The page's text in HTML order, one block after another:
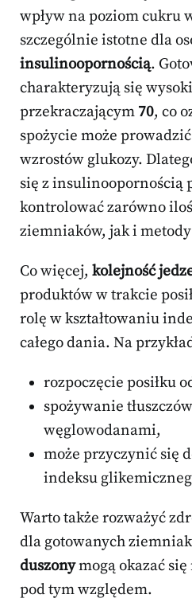
wpływ na poziom cukru
szczególnie istotne dla
insulinoopornością.
charakteryzują się
przekraczającym 70, co
spożycie może
wzrostów glukozy.
się z insulinoopornością
kontrolować zarówno
ziemniaków, jak i
Co więcej, kolejność
produktów w trakcie
rolę w kształtowaniu
całego dania. Na
rozpoczęcie posiłku
spożywanie
węglowodanami,
może przyczynić się
indeksu
Warto także rozważyć
dla gotowanych
duszonymogą okazać
pod tym względem.